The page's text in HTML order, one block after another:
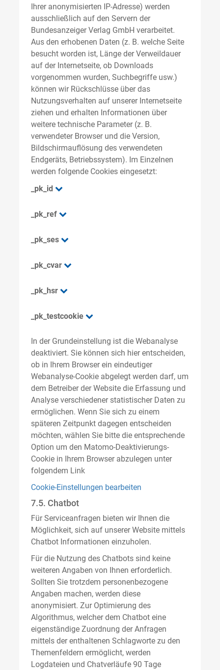
Ihrer anonymisierten IP-Adresse) werden
ausschließlich auf den Servern der
Bundesanzeiger Verlag GmbH verarbeitet.
Aus den erhobenen Daten (z. B. welche Seite
besucht worden ist, Länge der Verweildauer
auf der Internetseite, ob Downloads
vorgenommen wurden, Suchbegriffe usw.)
können wir Rückschlüsse über das
Nutzungsverhalten auf unserer Internetseite
ziehen und erhalten Informationen über
weitere technische Parameter (z. B.
verwendeter Browser und die Version,
Bildschirmauflösung des verwendeten
Endgeräts, Betriebssystem). Im Einzelnen
werden folgende Cookies eingesetzt:
_pk_id
_pk_ref
_pk_ses
_pk_cvar
_pk_hsr
_pk_testcookie
In der Grundeinstellung ist die Webanalyse
deaktiviert. Sie können sich hier entscheiden,
ob in Ihrem Browser ein eindeutiger
Webanalyse-Cookie abgelegt werden darf, um
dem Betreiber der Website die Erfassung und
Analyse verschiedener statistischer Daten zu
ermöglichen. Wenn Sie sich zu einem
späteren Zeitpunkt dagegen entscheiden
möchten, wählen Sie bitte die entsprechende
Option um den Matomo-Deaktivierungs-
Cookie in Ihrem Browser abzulegen unter
folgendem Link
Cookie-Einstellungen bearbeiten
7.5. Chatbot
Für Serviceanfragen bieten wir Ihnen die
Möglichkeit, sich auf unserer Website mittels
Chatbot Informationen einzuholen.
Für die Nutzung des Chatbots sind keine
weiteren Angaben von Ihnen erforderlich.
Sollten Sie trotzdem personenbezogene
Angaben machen, werden diese
anonymisiert. Zur Optimierung des
Algorithmus, welcher dem Chatbot eine
eigenständige Zuordnung der Anfragen
mittels der enthaltenen Schlagworte zu den
Themenfeldern ermöglicht, werden
Logdateien und Chatverläufe 90 Tage